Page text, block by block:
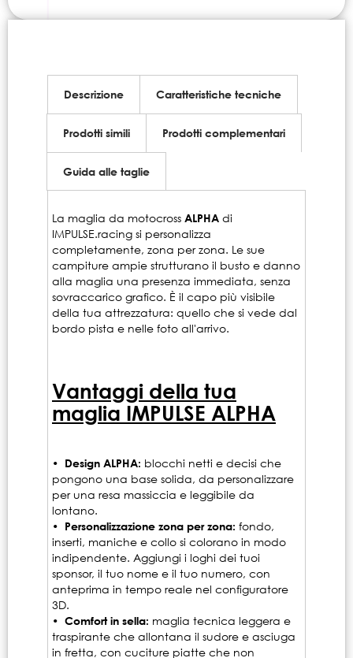
Descrizione Caratteristiche tecniche
Prodotti simili Prodotti complementari
Guida alle taglie
La maglia da motocross ALPHA di
IMPULSE.racing si personalizza
completamente, zona per zona. Le sue
campiture ampie strutturano il busto e danno
alla maglia una presenza immediata, senza
sovraccarico grafico. È il capo più visibile
della tua attrezzatura: quello che si vede dal
bordo pista e nelle foto all'arrivo.
Vantaggi della tua
maglia IMPULSE ALPHA
• Design ALPHA: blocchi netti e decisi che
pongono una base solida, da personalizzare
per una resa massiccia e leggibile da
lontano.
• Personalizzazione zona per zona: fondo,
inserti, maniche e collo si colorano in modo
indipendente. Aggiungi i loghi dei tuoi
sponsor, il tuo nome e il tuo numero, con
anteprima in tempo reale nel configuratore
3D.
• Comfort in sella: maglia tecnica leggera e
traspirante che allontana il sudore e asciuga
in fretta, con cuciture piatte che non